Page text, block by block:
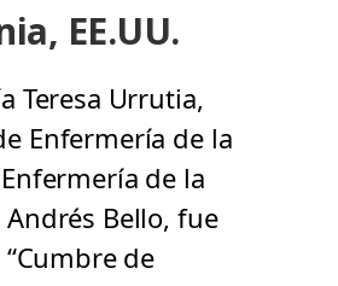
EE.UU.
Teresa Urrutia,
Enfermería de la
de la
Bello, fue
de